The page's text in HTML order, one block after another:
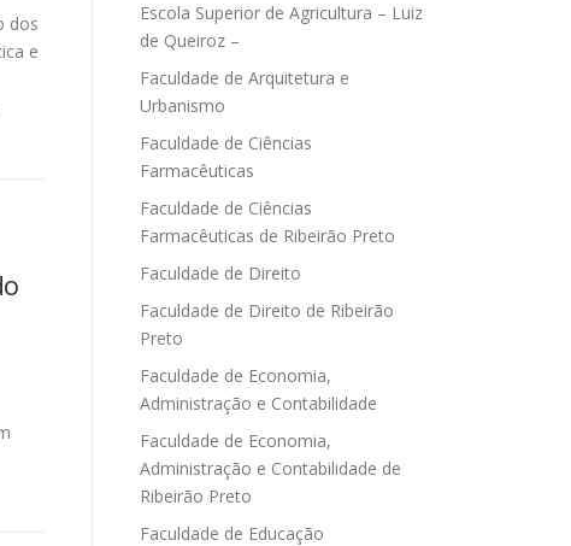
dos
e
Escola Superior de Agricultura – Luiz
de Queiroz –
Faculdade de Arquitetura e
Urbanismo
Faculdade de Ciências
Farmacêuticas
Faculdade de Ciências
Farmacêuticas de Ribeirão Preto
Faculdade de Direito
Faculdade de Direito de Ribeirão
Preto
Faculdade de Economia,
Administração e Contabilidade
Faculdade de Economia,
Administração e Contabilidade de
Ribeirão Preto
Faculdade de Educação